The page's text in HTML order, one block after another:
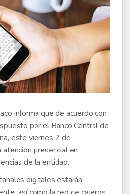
informa que de acuerdo con
por el Banco Central de
este viernes 2 de
presencial en
de la entidad.
digitales estarán